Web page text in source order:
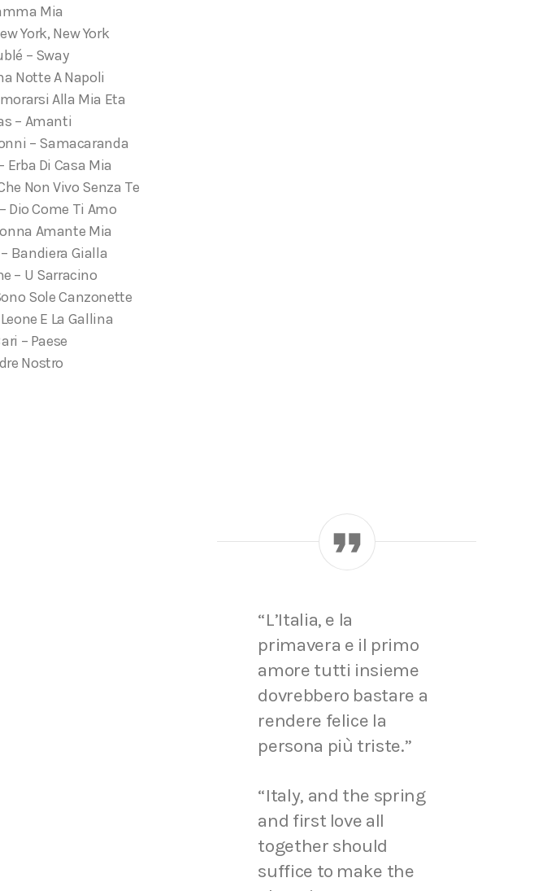
Mia
York, New York
– Sway
Notte A Napoli
Alla Mia Eta
– Amanti
– Samacaranda
Di Casa Mia
Non Vivo Senza Te
Dio Come Ti Amo
Amante Mia
Bandiera Gialla
– U Sarracino
Sole Canzonette
E La Gallina
– Paese
Nostro
“L’Italia, e la
primavera e il primo
amore tutti insieme
dovrebbero bastare a
rendere felice la
persona più triste.”
“Italy, and the spring
and first love all
together should
suffice to make the